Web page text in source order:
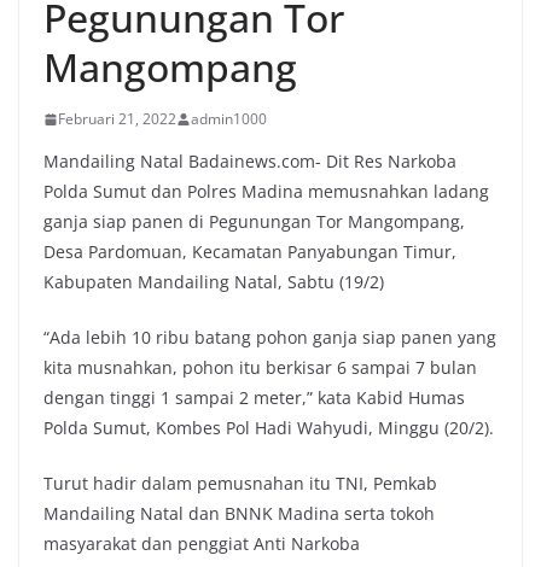
Pegunungan Tor
Mangompang
Februari 21, 2022 admin1000
Mandailing Natal Badainews.com- Dit Res Narkoba
Polda Sumut dan Polres Madina memusnahkan ladang
ganja siap panen di Pegunungan Tor Mangompang,
Desa Pardomuan, Kecamatan Panyabungan Timur,
Kabupaten Mandailing Natal, Sabtu (19/2)
“Ada lebih 10 ribu batang pohon ganja siap panen yang
kita musnahkan, pohon itu berkisar 6 sampai 7 bulan
dengan tinggi 1 sampai 2 meter,” kata Kabid Humas
Polda Sumut, Kombes Pol Hadi Wahyudi, Minggu (20/2).
Turut hadir dalam pemusnahan itu TNI, Pemkab
Mandailing Natal dan BNNK Madina serta tokoh
masyarakat dan penggiat Anti Narkoba